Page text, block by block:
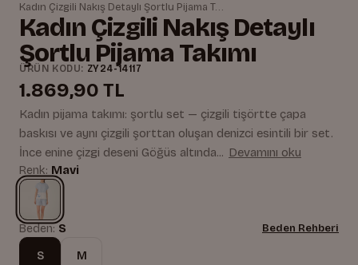
Kadın Çizgili Nakış Detaylı Şortlu Pijama Takımı
Kadın Çizgili Nakış Detaylı
Şortlu Pijama Takımı
ÜRÜN KODU: ZY24-14117
1.869,90 TL
Kadın pijama takımı: şortlu set — çizgili tişörtte çapa
baskısı ve aynı çizgili şorttan oluşan denizci esintili bir set.
İnce enine çizgi deseni Göğüs altında... Devamını oku
Renk: Mavi
Beden: S Beden Rehberi
S
M